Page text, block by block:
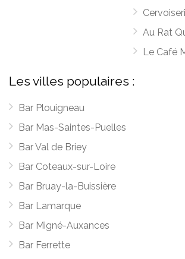
Au Rat
Le Café
Les villes populaires :
Bar Plouigneau
Bar Mas-Saintes-Puelles
Bar Val de Briey
Bar Coteaux-sur-Loire
Bar Bruay-la-Buissière
Bar Lamarque
Bar Migné-Auxances
Bar Ferrette